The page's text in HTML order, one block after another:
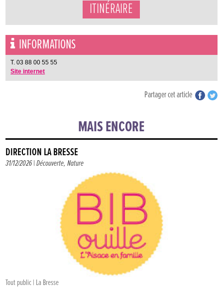
ITINÉRAIRE
INFORMATIONS
T. 03 88 00 55 55
Site internet
Partager cet article
MAIS ENCORE
DIRECTION LA BRESSE
31/12/2026 |Découverte,Nature
Tout public | La Bresse